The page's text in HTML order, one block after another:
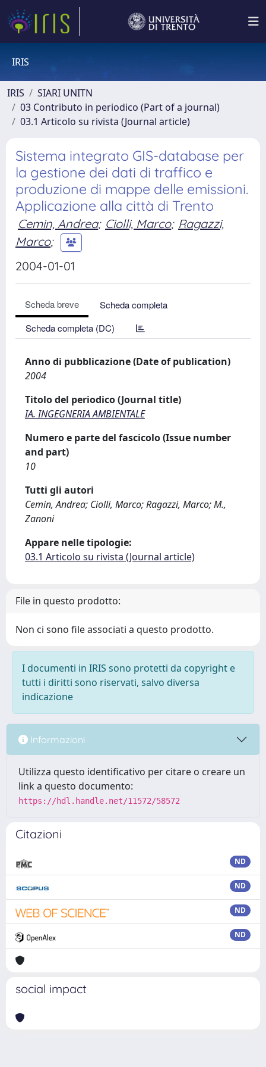
IRIS
IRIS
SIARI UNITN
03 Contributo in periodico (Part of a journal)
03.1 Articolo su rivista (Journal article)
Sistema integrato GIS-database per
la gestione dei dati di traffico e
produzione di mappe delle emissioni.
Applicazione alla città di Trento
Cemin, Andrea; Ciolli, Marco; Ragazzi,
Marco;
2004-01-01
Scheda breve
Scheda completa
Scheda completa (DC)
Anno di pubblicazione (Date of publication)
2004
Titolo del periodico (Journal title)
IA. INGEGNERIA AMBIENTALE
Numero e parte del fascicolo (Issue number
and part)
10
Tutti gli autori
Cemin, Andrea; Ciolli, Marco; Ragazzi, Marco; M.,
Zanoni
Appare nelle tipologie:
03.1 Articolo su rivista (Journal article)
File in questo prodotto:
Non ci sono file associati a questo prodotto.
I documenti in IRIS sono protetti da copyright e
tutti i diritti sono riservati, salvo diversa
indicazione
Informazioni
Utilizza questo identificativo per citare o creare un
link a questo documento:
https://hdl.handle.net/11572/58572
Citazioni
ND
ND
ND
ND
social impact